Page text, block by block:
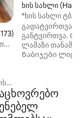
შეფასებაა 5‑დან
ხის სახლი
*ხის სახლი
კაიაკებით |
კოცონის
გადატვირთვა.
განტვირთვა. Თქვენ მოგეწონებათ ეს
ლამაზი
Ნაბიჯები ლიტლ
გასართობი სივრცე ✅პიკნიკის
✅ Firepit ✅Კორნჰოლი ✅დარტი.
✅ყავა, Nespresso და